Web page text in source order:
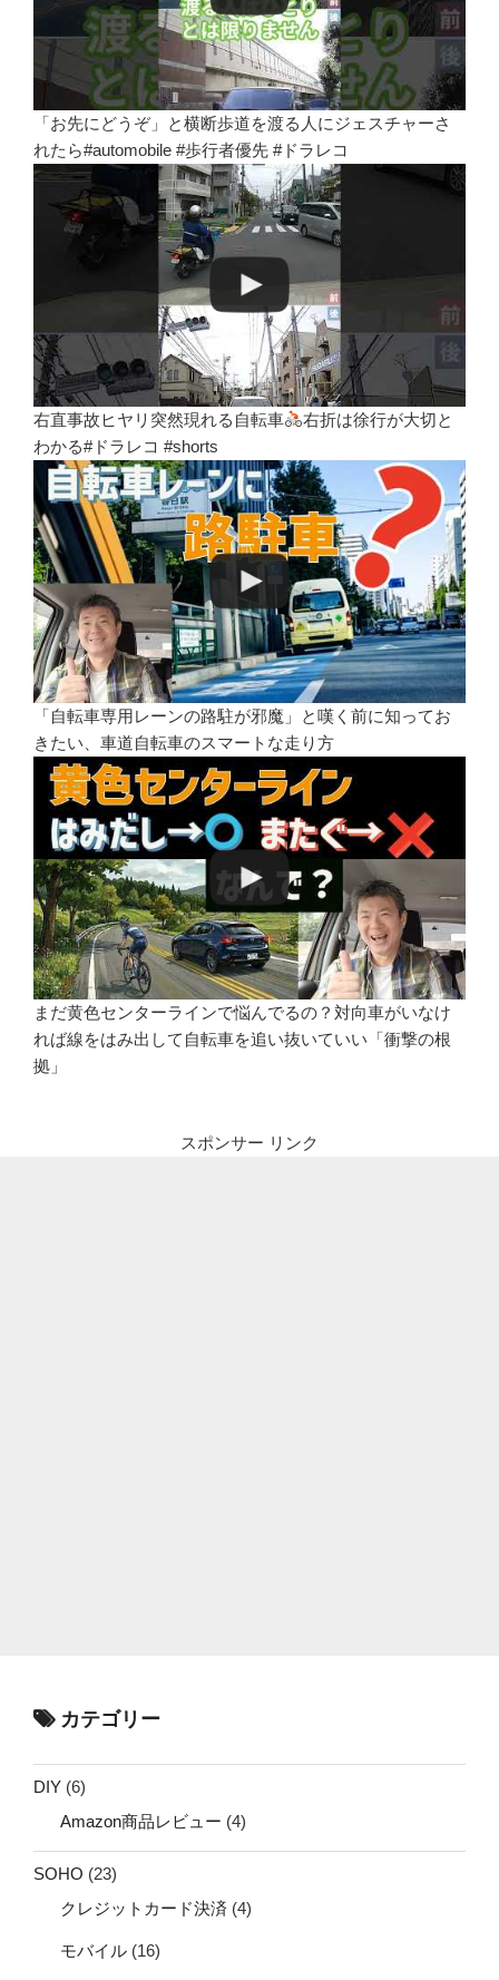
「お先にどうぞ」と横断歩道を渡る人にジェスチャーさ
れたら#automobile #歩行者優先 #ドラレコ
右直事故ヒヤリ突然現れる自転車
右折は徐行が大切と
わかる#ドラレコ #shorts
「自転車専用レーンの路駐が邪魔」と嘆く前に知ってお
きたい、車道自転車のスマートな走り方
まだ黄色センターラインで悩んでるの？対向車がいなけ
れば線をはみ出して自転車を追い抜いていい「衝撃の根
拠」
スポンサー リンク
カテゴリー
DIY (6)
Amazon商品レビュー (4)
SOHO (23)
クレジットカード決済 (4)
モバイル (16)